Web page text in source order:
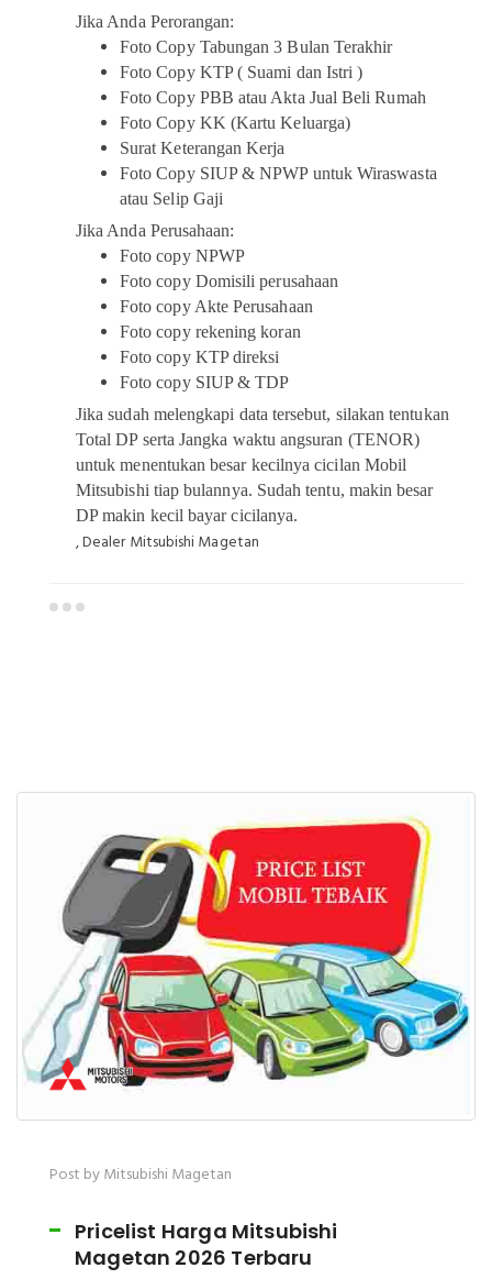
Jika Anda Perorangan:
Foto Copy Tabungan 3 Bulan Terakhir
Foto Copy KTP ( Suami dan Istri )
Foto Copy PBB atau Akta Jual Beli Rumah
Foto Copy KK (Kartu Keluarga)
Surat Keterangan Kerja
Foto Copy SIUP & NPWP untuk Wiraswasta
atau Selip Gaji
Jika Anda Perusahaan:
Foto copy NPWP
Foto copy Domisili perusahaan
Foto copy Akte Perusahaan
Foto copy rekening koran
Foto copy KTP direksi
Foto copy SIUP & TDP
Jika sudah melengkapi data tersebut, silakan tentukan
Total DP serta Jangka waktu angsuran (TENOR)
untuk menentukan besar kecilnya cicilan Mobil
Mitsubishi tiap bulannya. Sudah tentu, makin besar
DP makin kecil bayar cicilanya.
, Dealer Mitsubishi Magetan
Post by Mitsubishi Magetan
Pricelist Harga Mitsubishi
Magetan 2026 Terbaru